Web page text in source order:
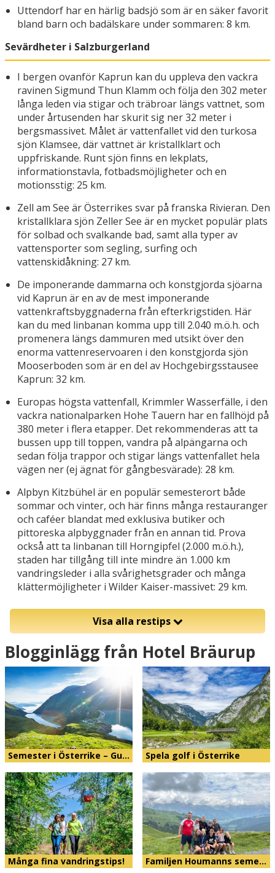
Uttendorf har en härlig badsjö som är en säker favorit
bland barn och badälskare under sommaren: 8 km.
Sevärdheter i Salzburgerland
I bergen ovanför Kaprun kan du uppleva den vackra
ravinen Sigmund Thun Klamm och följa den 302 meter
långa leden via stigar och träbroar längs vattnet, som
under årtusenden har skurit sig ner 32 meter i
bergsmassivet. Målet är vattenfallet vid den turkosa
sjön Klamsee, där vattnet är kristallklart och
uppfriskande. Runt sjön finns en lekplats,
informationstavla, fotbadsmöjligheter och en
motionsstig: 25 km.
Zell am See är Österrikes svar på franska Rivieran. Den
kristallklara sjön Zeller See är en mycket populär plats
för solbad och svalkande bad, samt alla typer av
vattensporter som segling, surfing och
vattenskidåkning: 27 km.
De imponerande dammarna och konstgjorda sjöarna
vid Kaprun är en av de mest imponerande
vattenkraftsbyggnaderna från efterkrigstiden. Här
kan du med linbanan komma upp till 2.040 m.ö.h. och
promenera längs dammuren med utsikt över den
enorma vattenreservoaren i den konstgjorda sjön
Mooserboden som är en del av Hochgebirgsstausee
Kaprun: 32 km.
Europas högsta vattenfall, Krimmler Wasserfälle, i den
vackra nationalparken Hohe Tauern har en fallhöjd på
380 meter i flera etapper. Det rekommenderas att ta
bussen upp till toppen, vandra på alpängarna och
sedan följa trappor och stigar längs vattenfallet hela
vägen ner (ej ägnat för gångbesvärade): 28 km.
Alpbyn Kitzbühel är en populär semesterort både
sommar och vinter, och här finns många restauranger
och caféer blandat med exklusiva butiker och
pittoreska alpbyggnader från en annan tid. Prova
också att ta linbanan till Horngipfel (2.000 m.ö.h.),
staden har tillgång till inte mindre än 1.000 km
vandringsleder i alla svårighetsgrader och många
klättermöjligheter i Wilder Kaiser-massivet: 29 km.
Visa alla restips
Blogginlägg från Hotel Bräurup
Semester i Österrike – Gu… Spela golf i Österrike
Många fina vandringstips! Familjen Houmanns seme…